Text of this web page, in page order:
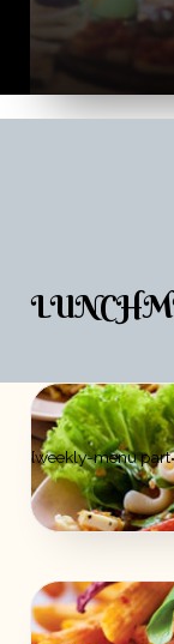
[weekly-menu